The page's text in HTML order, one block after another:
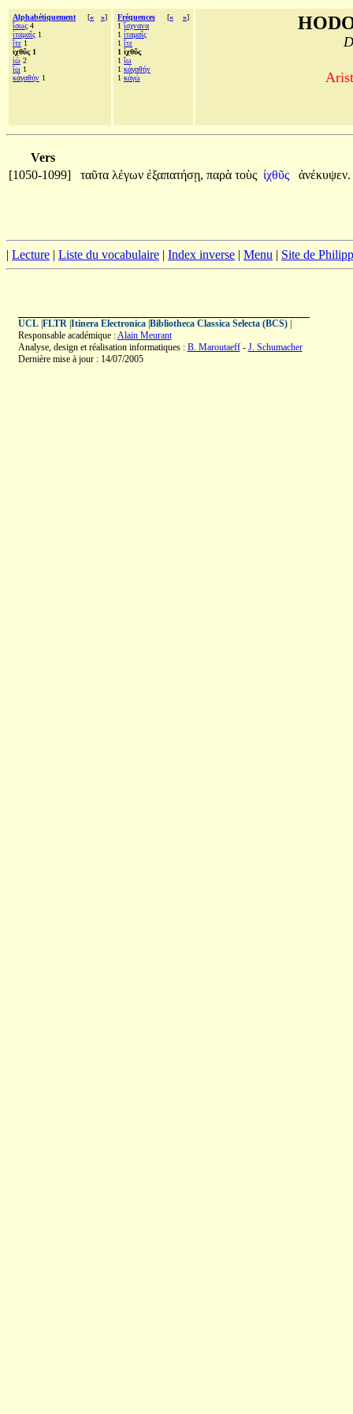
Alphabétiquement [« »]
ἴσως 4
ἰταμαῖς 1
ἴτε 1
ἰχθῦς 1
ἰὼ 2
ἴω 1
κἀγαθήν 1
Fréquences [« »]
1 ἴσχνανα
1 ἰταμαῖς
1 ἴτε
1 ἰχθῦς
1 ἴω
1 κἀγαθήν
1 κἀγὼ
Vers
[1050-1099]
ταῦτα λέγων ἐξαπατήσῃ, παρὰ τοὺς ἰχθῦς ἀνέκυψεν.
| Lecture | Liste du vocabulaire | Index inverse | Menu | Site de
UCL| FLTR| Itinera Electronica| Bibliotheca Classica Selecta (BCS)|
Responsable académique :Alain Meurant
Analyse, design et réalisation informatiques : B. Maroutaeff- J. Schumacher
Dernière mise à jour : 14/07/2005